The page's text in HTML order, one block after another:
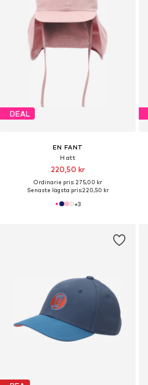
DEAL
EN FANT
Hatt
220,50 kr
Ordinarie pris: 275,00 kr
Senaste lägsta pris:220,50 kr
+3